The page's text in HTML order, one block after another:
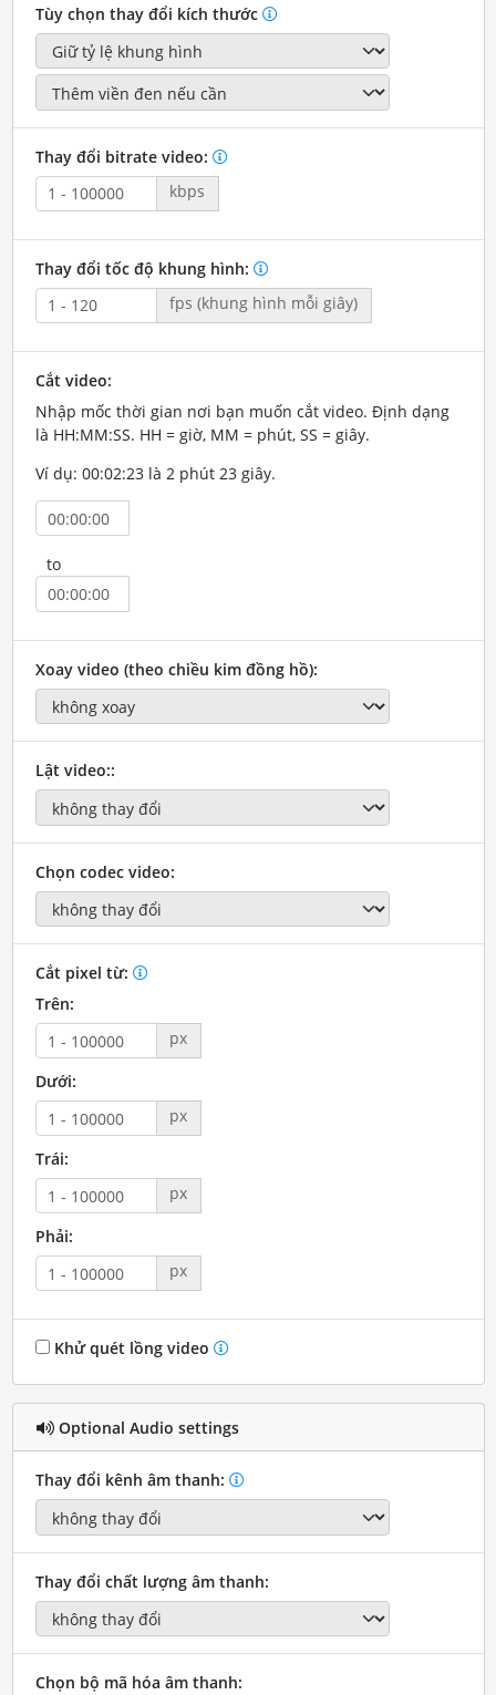
Tùy chọn thay đổi kích thước
Thay đổi bitrate video:
kbps
Thay đổi tốc độ khung hình:
fps (khung hình mỗi giây)
Cắt video:
Nhập mốc thời gian nơi bạn muốn cắt video. Định dạng
là HH:MM:SS. HH = giờ, MM = phút, SS = giây.
Ví dụ: 00:02:23 là 2 phút 23 giây.
to
Xoay video (theo chiều kim đồng hồ):
Lật video::
Chọn codec video:
Cắt pixel từ:
Trên:
px
Dưới:
px
Trái:
px
Phải:
px
Khử quét lồng video
Optional Audio settings
Thay đổi kênh âm thanh:
Thay đổi chất lượng âm thanh:
Chọn bộ mã hóa âm thanh: